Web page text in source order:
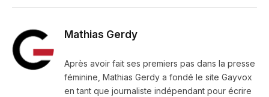
Mathias Gerdy
Après avoir fait ses premiers pas dans la presse
féminine, Mathias Gerdy a fondé le site Gayvox
en tant que journaliste indépendant pour écrire